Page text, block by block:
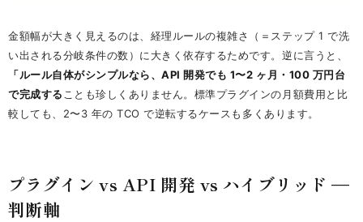
金額幅が大きく見えるのは、経理ルールの複雑さ（＝ステップ 1 で洗
い出される分岐条件の数）に大きく依存するためです。逆に言うと、
「ルール自体がシンプルなら、API 開発でも 1〜2 ヶ月・100 万円台
で完成する ことも珍しくありません。標準プラグインの月額費用と比
較しても、2〜3 年の TCO で逆転するケースも多くあります。
プラグイン vs API 開発 vs ハイブリッド —
判断軸